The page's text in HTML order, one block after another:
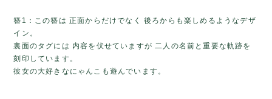
簪1：この簪は 正面からだけでなく 後ろからも楽しめるようなデザ
イン。
裏面のタグには 内容を伏せていますが 二人の名前と重要な軌跡を
刻印しています。
彼女の大好きなにゃんこも遊んでいます。